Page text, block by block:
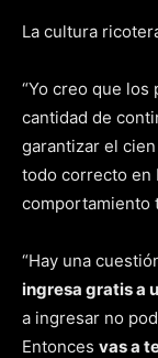
La cultura
“Yo creo que
cantidad de
garantizar el
todo correcto en
comportamiento
“Hay una
ingresa gratis a
a ingresar no
Entonces vas a